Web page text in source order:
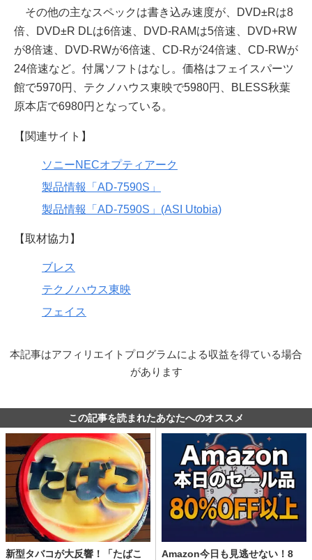
その他の主なスペックは書き込み速度が、DVD±Rは8
倍、DVD±R DLは6倍速、DVD-RAMは5倍速、DVD+RW
が8倍速、DVD-RWが6倍速、CD-Rが24倍速、CD-RWが
24倍速など。付属ソフトはなし。価格はフェイスパーツ
館で5970円、テクノハウス東映で5980円、BLESS秋葉
原本店で6980円となっている。
【関連サイト】
ソニーNECオプティアーク
製品情報「AD-7590S」
製品情報「AD-7590S」(ASI Utobia)
【取材協力】
ブレス
テクノハウス東映
フェイス
本記事はアフィリエイトプログラムによる収益を得ている場合
があります
この記事を読まれたあなたへのオススメ
新型タバコが大反響！「たばこ
Amazon今日も見逃せない！8